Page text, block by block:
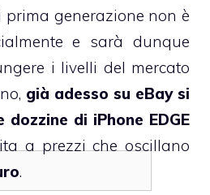
prima generazione non è
e sarà dunque
i livelli del mercato
già adesso su eBay si
di iPhone EDGE
a prezzi che oscillano
.